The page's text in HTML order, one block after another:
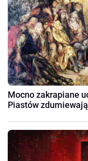
Mocno zakrapiane
Piastów zdumiewają